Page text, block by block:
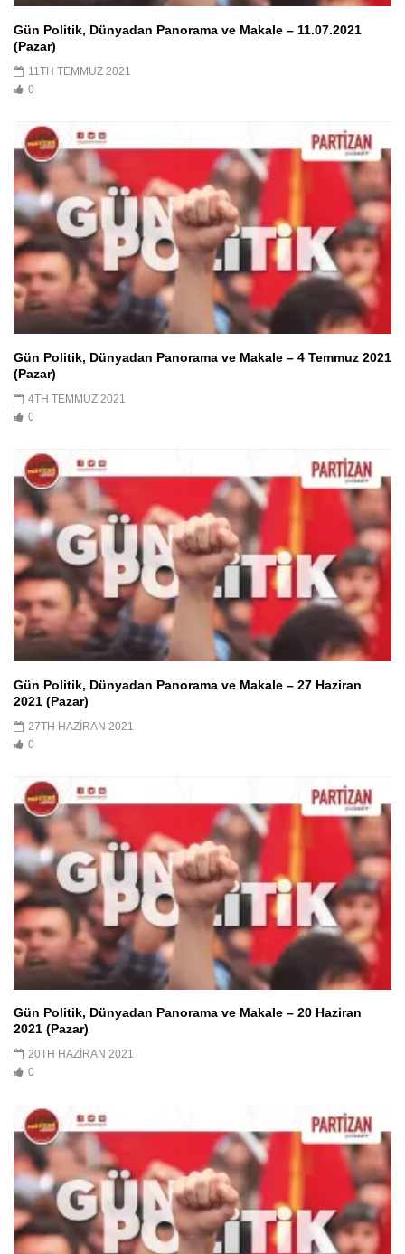
Gün Politik, Dünyadan Panorama ve Makale – 11.07.2021
(Pazar)
11TH TEMMUZ 2021
0
Gün Politik, Dünyadan Panorama ve Makale – 4 Temmuz 2021
(Pazar)
4TH TEMMUZ 2021
0
Gün Politik, Dünyadan Panorama ve Makale – 27 Haziran
2021 (Pazar)
27TH HAZIRAN 2021
0
Gün Politik, Dünyadan Panorama ve Makale – 20 Haziran
2021 (Pazar)
20TH HAZIRAN 2021
0